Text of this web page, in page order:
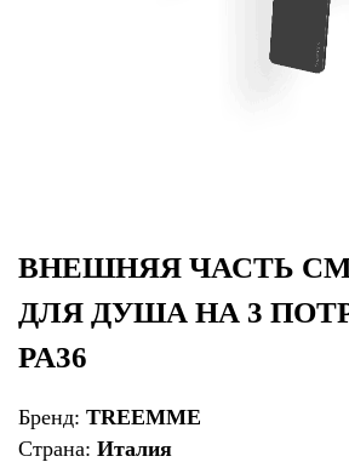
ВНЕШНЯЯ ЧАСТЬ
ДЛЯ ДУША НА 3
PA36
Бренд: TREEMME
Страна: Италия